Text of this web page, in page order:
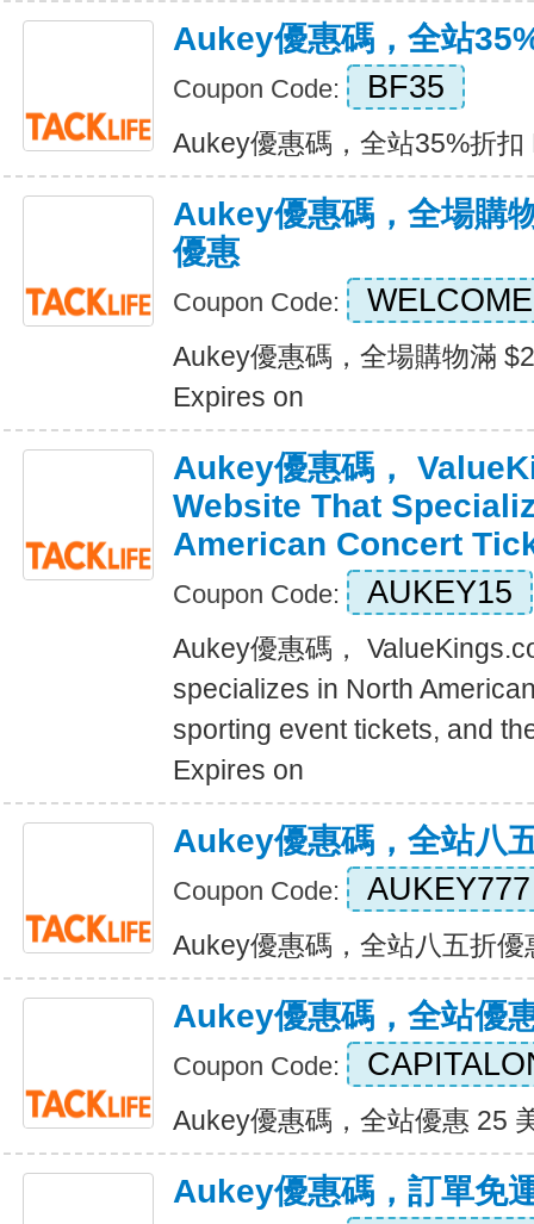
Aukey優惠碼，全站
Coupon Code: BF35
Aukey優惠碼，全站35%折扣
Aukey優惠碼，全場購
優惠
Coupon Code: WELCOME
Aukey優惠碼，全場購物滿
Expires on
Aukey優惠碼，
Website That
American Concert
Coupon Code: AUKEY15
Aukey優惠碼，
specializes in North
sporting event tickets, and
Expires on
Aukey優惠碼，全站八
Coupon Code: AUKEY777
Aukey優惠碼，全站八五折優
Aukey優惠碼，全站優
Coupon Code:
Aukey優惠碼，全站優惠 25
Aukey優惠碼，訂單免